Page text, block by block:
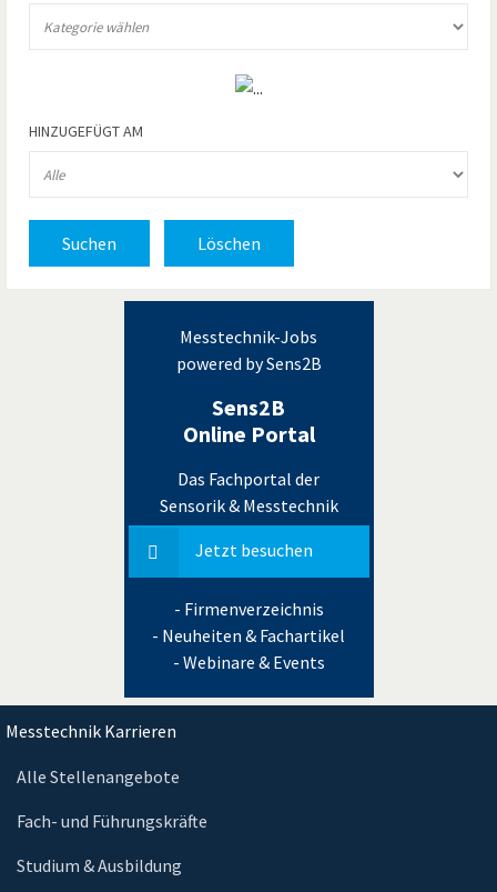
HINZUGEFÜGT AM
Suchen Löschen
Messtechnik-Jobs
powered by Sens2B
Sens2B
Online Portal
Das Fachportal der
Sensorik & Messtechnik
Jetzt besuchen
- Firmenverzeichnis
- Neuheiten & Fachartikel
- Webinare & Events
Messtechnik Karrieren
Alle Stellenangebote
Fach- und Führungskräfte
Studium & Ausbildung